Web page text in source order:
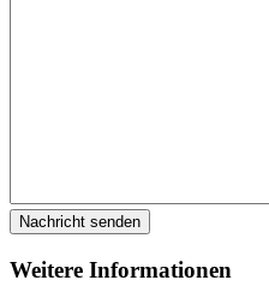
Weitere Informationen